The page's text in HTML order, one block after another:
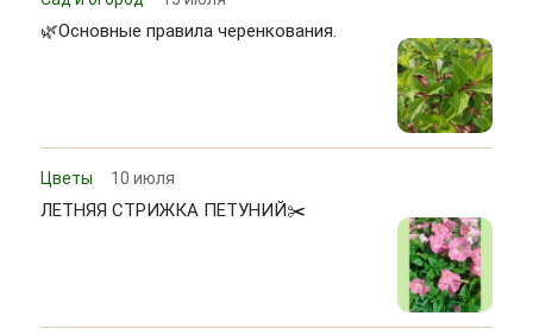
🌿Основные правила черенкования.
Цветы 10 июля
ЛЕТНЯЯ СТРИЖКА ПЕТУНИЙ✂️